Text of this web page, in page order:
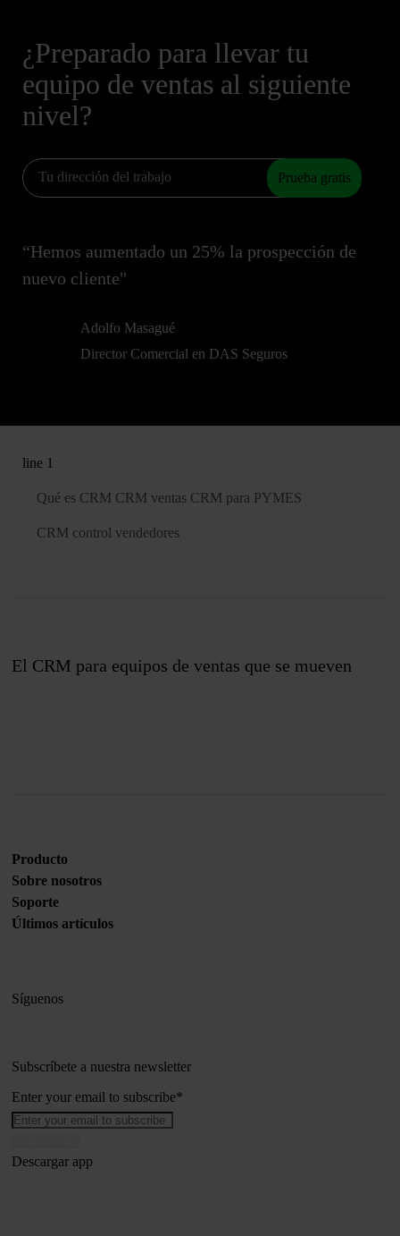
¿Preparado para llevar tu
equipo de ventas al siguiente
nivel?
Prueba gratis
“Hemos aumentado un 25% la prospección de
nuevo cliente"
Adolfo Masagué
Director Comercial en DAS Seguros
line 1
Qué es CRM CRM ventas CRM para PYMES
CRM control vendedores
El CRM para equipos de ventas que se mueven
Producto
Sobre nosotros
Soporte
Últimos artículos
Síguenos
Subscríbete a nuestra newsletter
Enter your email to subscribe*
Descargar app